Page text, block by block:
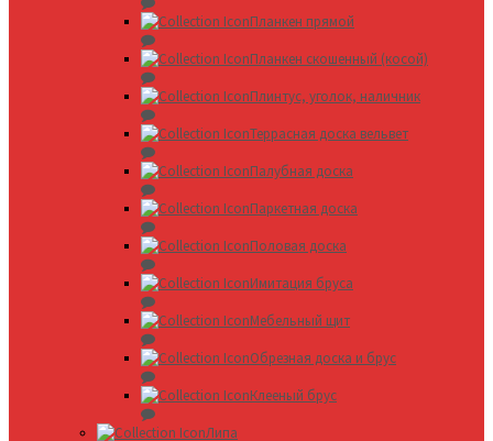
Планкен прямой
Планкен скошенный (косой)
Плинтус, уголок, наличник
Террасная доска вельвет
Палубная доска
Паркетная доска
Половая доска
Имитация бруса
Мебельный щит
Обрезная доска и брус
Клееный брус
Липа